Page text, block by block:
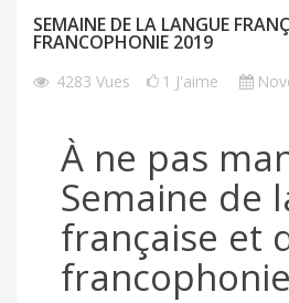
SEMAINE DE LA LANGUE
FRANCOPHONIE 2019
4283 Vues 1 J'aime
À ne pas
Semaine de
française et